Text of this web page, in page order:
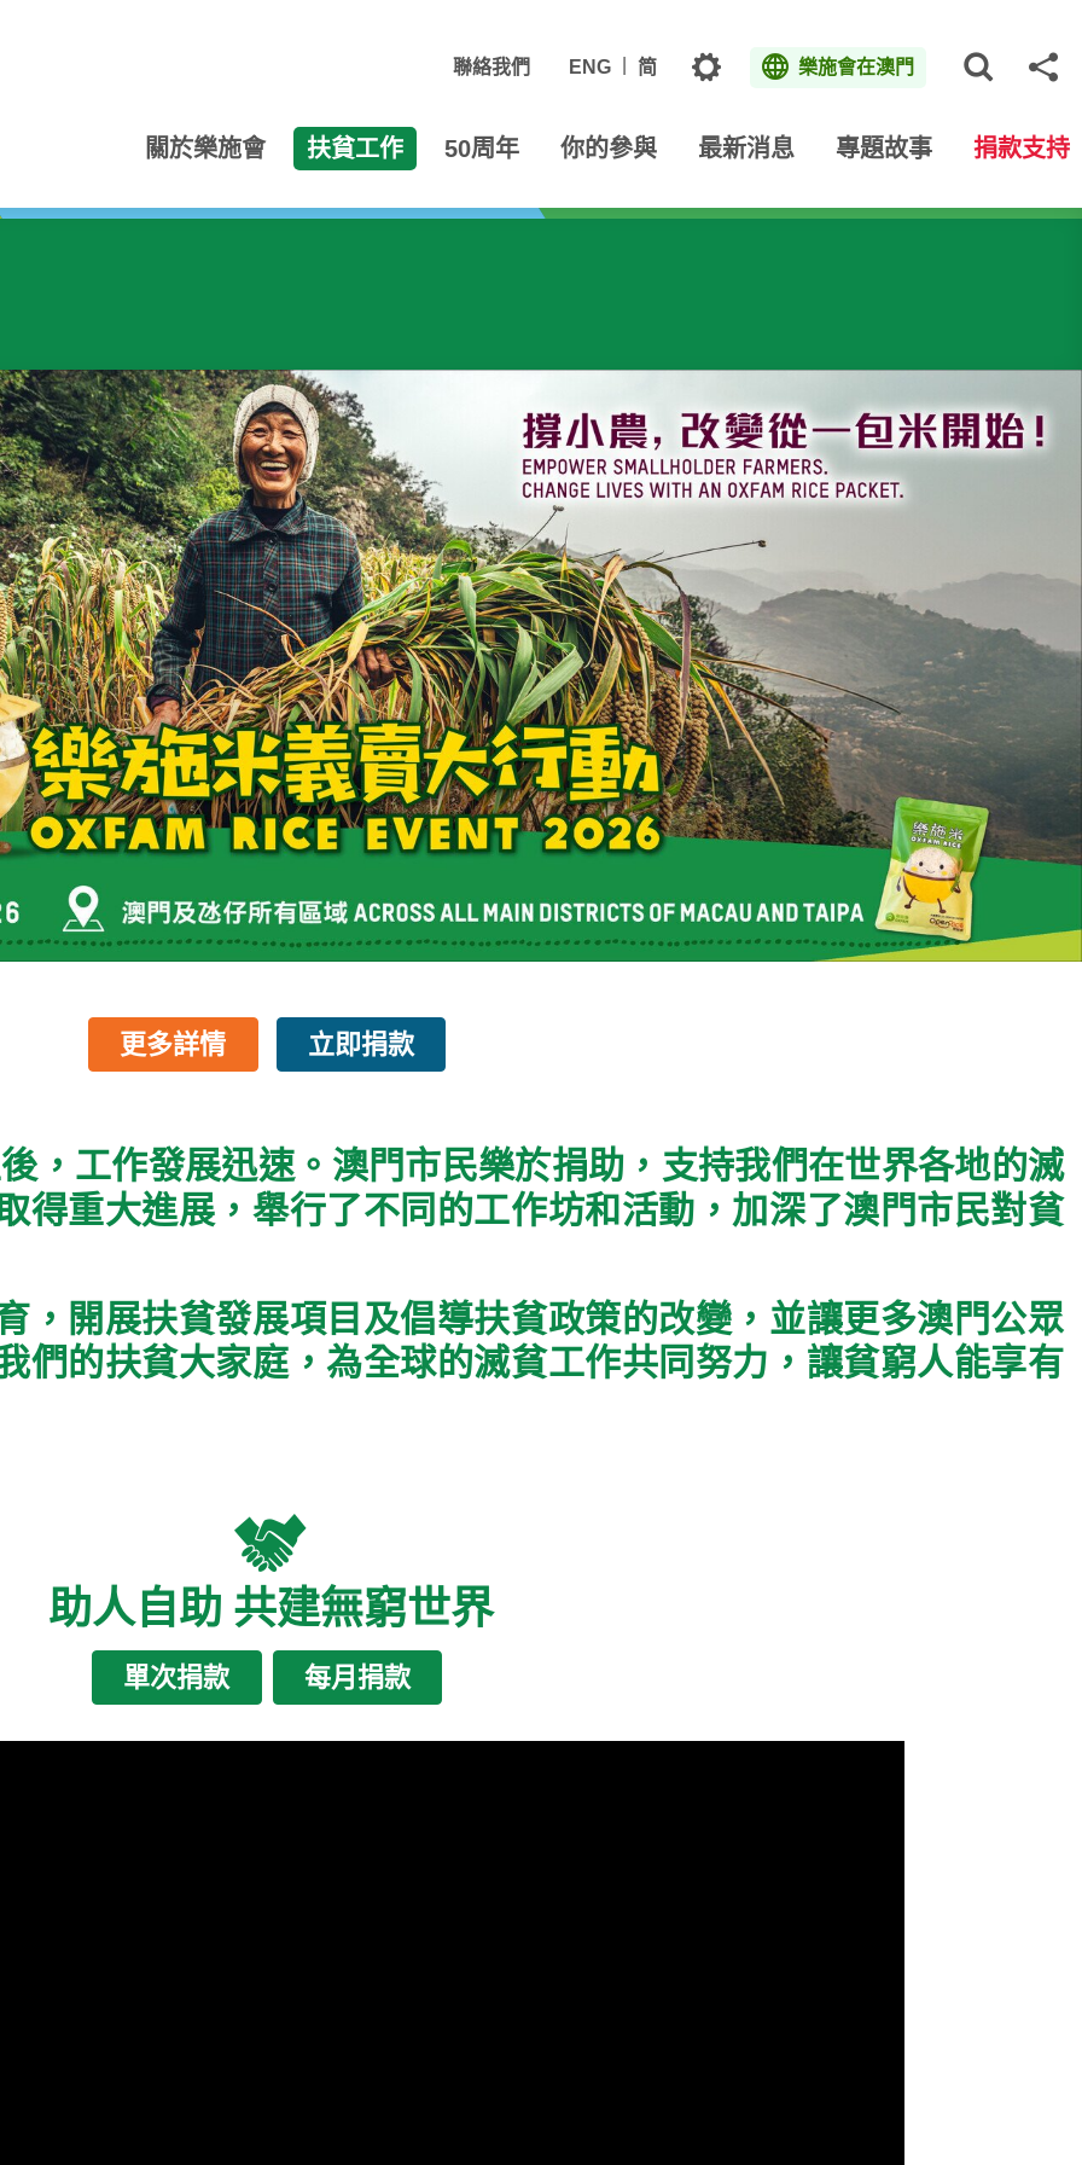
聯絡我們 ENG 简 主題 樂施會在澳門
關於樂施會 扶貧工作 50周年 你的參與 最新消息 專題故事 捐款支持
更多詳情 立即捐款
，工作發展迅速。澳門市民樂於捐助，支持我們在世界各地的滅
得重大進展，舉行了不同的工作坊和活動，加深了澳門市民對貧
，開展扶貧發展項目及倡導扶貧政策的改變，並讓更多澳門公眾
們的扶貧大家庭，為全球的滅貧工作共同努力，讓貧窮人能享有
助人自助 共建無窮世界
單次捐款 每月捐款